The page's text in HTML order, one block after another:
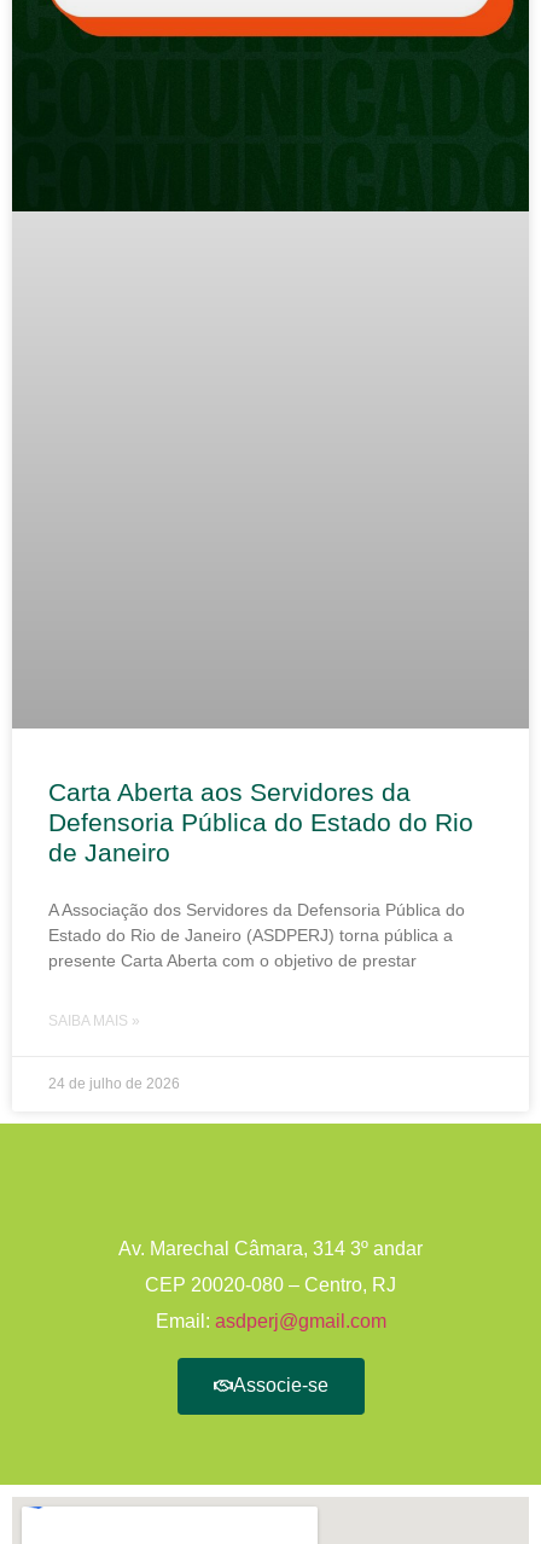
Carta Aberta aos Servidores da
Defensoria Pública do Estado do Rio
de Janeiro
A Associação dos Servidores da Defensoria Pública do
Estado do Rio de Janeiro (ASDPERJ) torna pública a
presente Carta Aberta com o objetivo de prestar
SAIBA MAIS »
24 de julho de 2026
Av. Marechal Câmara, 314 3º andar
CEP 20020-080 – Centro, RJ
Email: asdperj@gmail.com
Associe-se